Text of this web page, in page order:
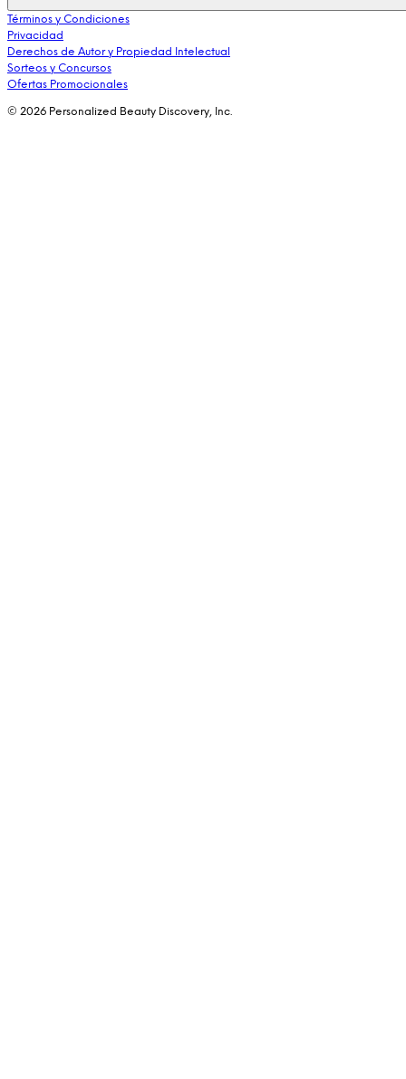
Términos y Condiciones
Privacidad
Derechos de Autor y Propiedad Intelectual
Sorteos y Concursos
Ofertas Promocionales
© 2026 Personalized Beauty Discovery, Inc.